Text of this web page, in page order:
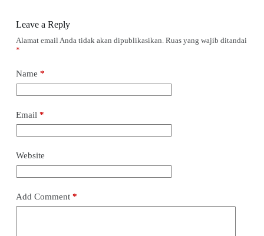
Leave a Reply
Alamat email Anda tidak akan dipublikasikan. Ruas yang wajib ditandai
*
Name *
Email *
Website
Add Comment*